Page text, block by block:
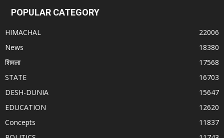
POPULAR CATEGORY
HIMACHAL
22006
News
18380
शिमला
17568
STATE
16703
DESH-DUNIA
15647
EDUCATION
12620
Concepts
11837